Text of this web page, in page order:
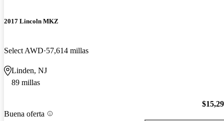
2017 Lincoln MKZ
Select AWD 57,614 millas
Linden, NJ
89 millas
Buena oferta